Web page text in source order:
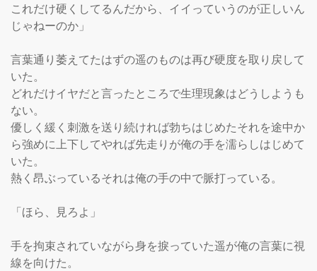
これだけ硬くしてるんだから、イイっていうのが正しいん
じゃねーのか」
言葉通り萎えてたはずの遥のものは再び硬度を取り戻して
いた。
どれだけイヤだと言ったところで生理現象はどうしようも
ない。
優しく緩く刺激を送り続ければ勃ちはじめたそれを途中か
ら強めに上下してやれば先走りが俺の手を濡らしはじめて
いた。
熱く昂ぶっているそれは俺の手の中で脈打っている。
「ほら、見ろよ」
手を拘束されていながら身を捩っていた遥が俺の言葉に視
線を向けた。